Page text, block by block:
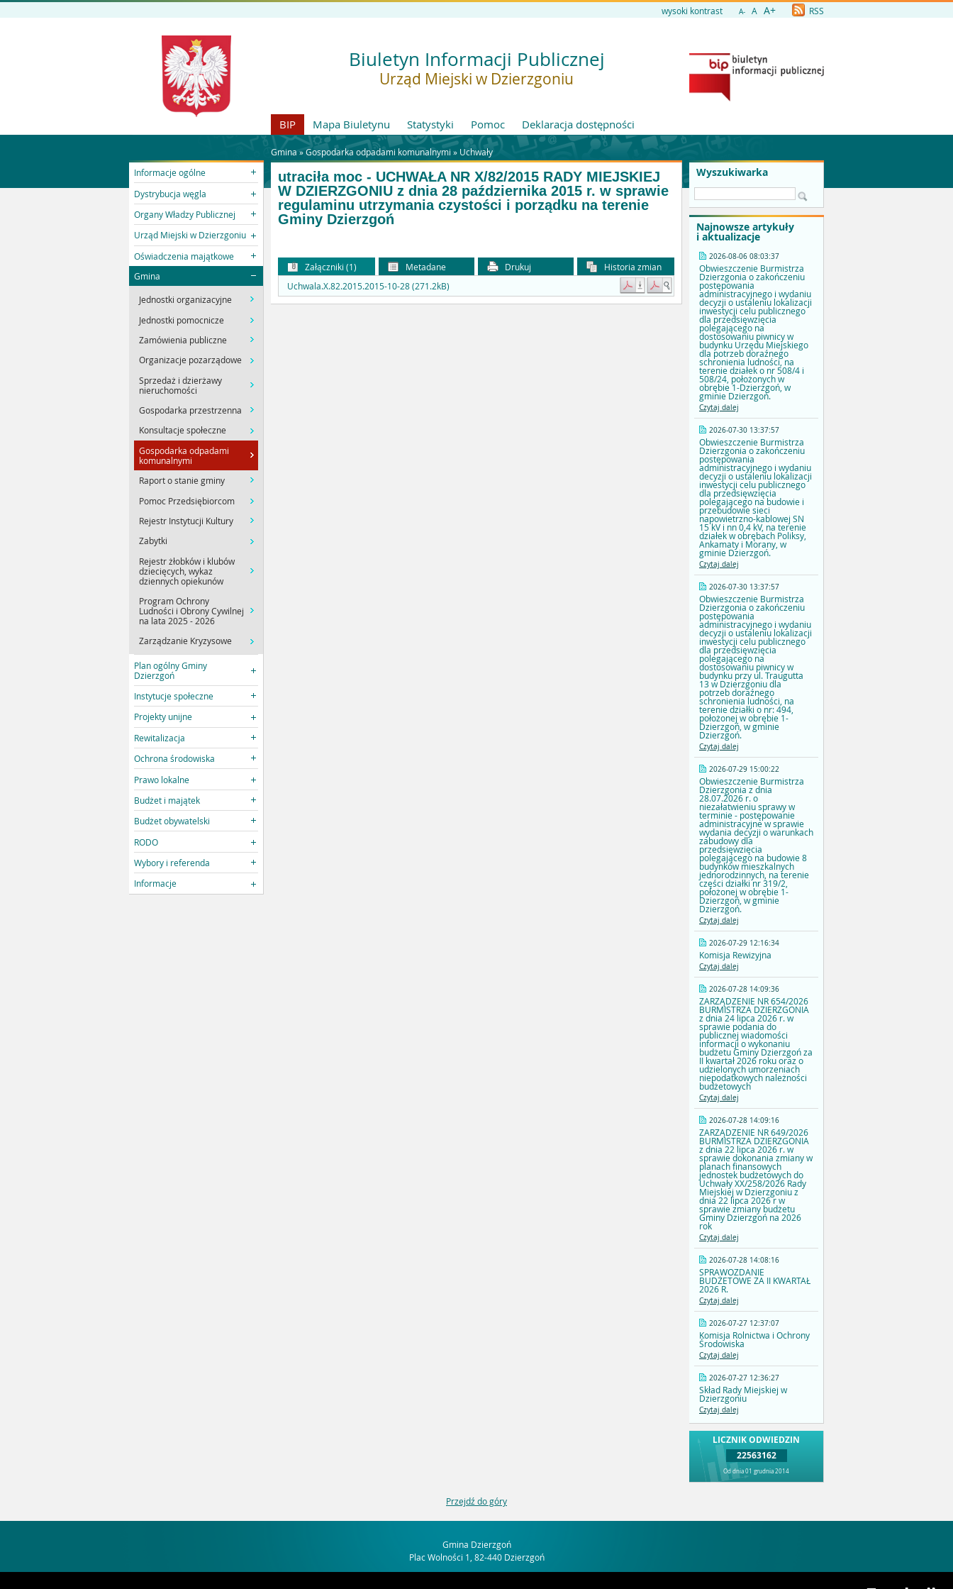
wysoki kontrast A- A A+ RSS
Biuletyn Informacji Publicznej
Urząd Miejski w Dzierzgoniu
BIP Mapa Biuletynu Statystyki Pomoc Deklaracja dostępności
Gmina »Gospodarka odpadami komunalnymi » Uchwały
Informacje ogólne
Dystrybucja węgla
Organy Władzy Publicznej
Urząd Miejski w Dzierzgoniu
Oświadczenia majątkowe
Gmina
Jednostki organizacyjne
Jednostki pomocnicze
Zamówienia publiczne
Organizacje pozarządowe
Sprzedaż i dzierżawy
nieruchomości
Gospodarka przestrzenna
Konsultacje społeczne
Gospodarka odpadami
komunalnymi
Raport o stanie gminy
Pomoc Przedsiębiorcom
Rejestr Instytucji Kultury
Zabytki
Rejestr żłobków i klubów
dziecięcych, wykaz
dziennych opiekunów
Program Ochrony
Ludności i Obrony Cywilnej
na lata 2025 - 2026
Zarządzanie Kryzysowe
Plan ogólny Gminy
Dzierzgoń
Instytucje społeczne
Projekty unijne
Rewitalizacja
Ochrona środowiska
Prawo lokalne
Budżet i majątek
Budżet obywatelski
RODO
Wybory i referenda
Informacje
Wyszukiwarka
Najnowsze artykuły
i aktualizacje
2026-08-06 08:03:37
Obwieszczenie Burmistrza
Dzierzgonia o zakończeniu
postępowania
administracyjnego i wydaniu
decyzji o ustaleniu lokalizacji
inwestycji celu publicznego
dla przedsięwzięcia
polegającego na
dostosowaniu piwnicy w
budynku Urzędu Miejskiego
dla potrzeb doraźnego
schronienia ludności, na
terenie działek o nr 508/4 i
508/24, położonych w
obrębie 1-Dzierzgoń, w
gminie Dzierzgoń.
Czytaj dalej
2026-07-30 13:37:57
Obwieszczenie Burmistrza
Dzierzgonia o zakończeniu
postępowania
administracyjnego i wydaniu
decyzji o ustaleniu lokalizacji
inwestycji celu publicznego
dla przedsięwzięcia
polegającego na budowie i
przebudowie sieci
napowietrzno-kablowej SN
15 kV i nn 0,4 kV, na terenie
działek w obrębach Poliksy,
Ankamaty i Morany, w
gminie Dzierzgoń.
Czytaj dalej
2026-07-30 13:37:57
Obwieszczenie Burmistrza
Dzierzgonia o zakończeniu
postępowania
administracyjnego i wydaniu
decyzji o ustaleniu lokalizacji
inwestycji celu publicznego
dla przedsięwzięcia
polegającego na
dostosowaniu piwnicy w
budynku przy ul. Traugutta
13 w Dzierzgoniu dla
potrzeb doraźnego
schronienia ludności, na
terenie działki o nr: 494,
położonej w obrębie 1-
Dzierzgoń, w gminie
Dzierzgoń.
Czytaj dalej
2026-07-29 15:00:22
Obwieszczenie Burmistrza
Dzierzgonia z dnia
28.07.2026 r. o
niezałatwieniu sprawy w
terminie - postępowanie
administracyjne w sprawie
wydania decyzji o warunkach
zabudowy dla
przedsięwzięcia
polegającego na budowie 8
budynków mieszkalnych
jednorodzinnych, na terenie
części działki nr 319/2,
położonej w obrębie 1-
Dzierzgoń, w gminie
Dzierzgoń.
Czytaj dalej
2026-07-29 12:16:34
Komisja Rewizyjna
Czytaj dalej
2026-07-28 14:09:36
ZARZĄDZENIE NR 654/2026
BURMISTRZA DZIERZGONIA
z dnia 24 lipca 2026 r. w
sprawie podania do
publicznej wiadomości
informacji o wykonaniu
budżetu Gminy Dzierzgoń za
II kwartał 2026 roku oraz o
udzielonych umorzeniach
niepodatkowych należności
budżetowych
Czytaj dalej
2026-07-28 14:09:16
ZARZĄDZENIE NR 649/2026
BURMISTRZA DZIERZGONIA
z dnia 22 lipca 2026 r. w
sprawie dokonania zmiany w
planach finansowych
jednostek budżetowych do
Uchwały XX/258/2026 Rady
Miejskiej w Dzierzgoniu z
dnia 22 lipca 2026 r w
sprawie zmiany budżetu
Gminy Dzierzgoń na 2026
rok
Czytaj dalej
2026-07-28 14:08:16
SPRAWOZDANIE
BUDŻETOWE ZA II KWARTAŁ
2026 R.
Czytaj dalej
2026-07-27 12:37:07
Komisja Rolnictwa i Ochrony
Środowiska
Czytaj dalej
2026-07-27 12:36:27
Skład Rady Miejskiej w
Dzierzgoniu
Czytaj dalej
LICZNIK ODWIEDZIN
22563162
Od dnia 01 grudnia 2014
utraciła moc - UCHWAŁA NR X/82/2015 RADY MIEJSKIEJ
W DZIERZGONIU z dnia 28 października 2015 r. w sprawie
regulaminu utrzymania czystości i porządku na terenie
Gminy Dzierzgoń
Załączniki (1) Metadane Drukuj
Historia zmian
Uchwala.X.82.2015.2015-10-28 (271.2kB)
Przejdź do góry
Gmina Dzierzgoń
Plac Wolności 1, 82-440 Dzierzgoń